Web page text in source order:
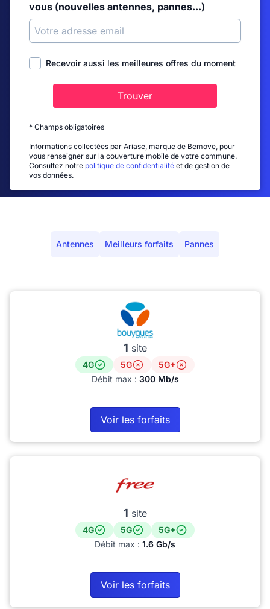
vous (nouvelles antennes, pannes...)
Recevoir aussi les meilleures offres du moment
Trouver
* Champs obligatoires
Informations collectées par Ariase, marque de Bemove, pour
vous renseigner sur la couverture mobile de votre commune.
Consultez notre politique de confidentialité et de gestion de
vos données.
Antennes Meilleurs forfaits Pannes
1 site
4G 5G
5G+
Débit max : 300 Mb/s
Voir les forfaits
1 site
4G 5G
5G+
Débit max : 1.6 Gb/s
Voir les forfaits